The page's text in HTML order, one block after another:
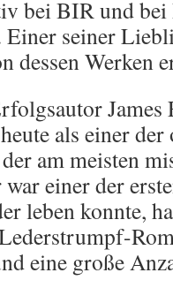
bei BIR und
seiner
dessen Werken
James
als einer
am meisten
einer der
leben konnte,
eine große